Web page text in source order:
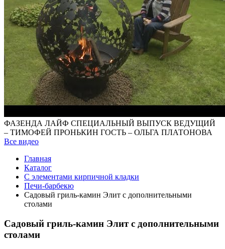
ФАЗЕНДА ЛАЙФ СПЕЦИАЛЬНЫЙ ВЫПУСК ВЕДУЩИЙ
– ТИМОФЕЙ ПРОНЬКИН ГОСТЬ – ОЛЬГА ПЛАТОНОВА
Все видео
Главная
Каталог
С элементами кирпичной кладки
Печи-барбекю
Садовый гриль-камин Элит с дополнительными
столами
Садовый гриль-камин Элит с дополнительными
столами